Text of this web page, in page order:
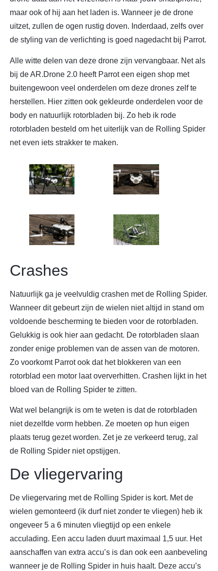
maar ook of hij aan het laden is. Wanneer je de drone
uitzet, zullen de ogen rustig doven. Inderdaad, zelfs over
de styling van de verlichting is goed nagedacht bij Parrot.
Alle witte delen van deze drone zijn vervangbaar. Net als
bij de AR.Drone 2.0 heeft Parrot een eigen shop met
buitengewoon veel onderdelen om deze drones zelf te
herstellen. Hier zitten ook gekleurde onderdelen voor de
body en natuurlijk rotorbladen bij. Zo heb ik rode
rotorbladen besteld om het uiterlijk van de Rolling Spider
net even iets strakker te maken.
Crashes
Natuurlijk ga je veelvuldig crashen met de Rolling Spider.
Wanneer dit gebeurt zijn de wielen niet altijd in stand om
voldoende bescherming te bieden voor de rotorbladen.
Gelukkig is ook hier aan gedacht. De rotorbladen slaan
zonder enige problemen van de assen van de motoren.
Zo voorkomt Parrot ook dat het blokkeren van een
rotorblad een motor laat oververhitten. Crashen lijkt in het
bloed van de Rolling Spider te zitten.
Wat wel belangrijk is om te weten is dat de rotorbladen
niet dezelfde vorm hebben. Ze moeten op hun eigen
plaats terug gezet worden. Zet je ze verkeerd terug, zal
de Rolling Spider niet opstijgen.
De vliegervaring
De vliegervaring met de Rolling Spider is kort. Met de
wielen gemonteerd (ik durf niet zonder te vliegen) heb ik
ongeveer 5 a 6 minuten vliegtijd op een enkele
acculading. Een accu laden duurt maximaal 1,5 uur. Het
aanschaffen van extra accu’s is dan ook een aanbeveling
wanneer je de Rolling Spider in huis haalt. Deze accu’s